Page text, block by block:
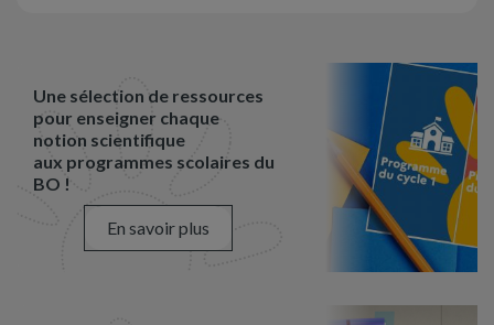
Une sélection de ressources
pour enseigner chaque
notion scientifique
aux programmes scolaires du
BO !
En savoir plus